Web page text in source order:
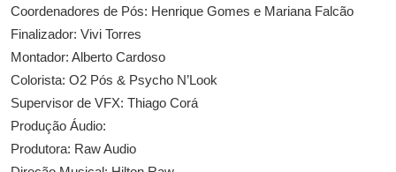
Coordenadores de Pós: Henrique Gomes e Mariana Falcão
Finalizador: Vivi Torres
Montador: Alberto Cardoso
Colorista: O2 Pós & Psycho N’Look
Supervisor de VFX: Thiago Corá
Produção Áudio:
Produtora: Raw Audio